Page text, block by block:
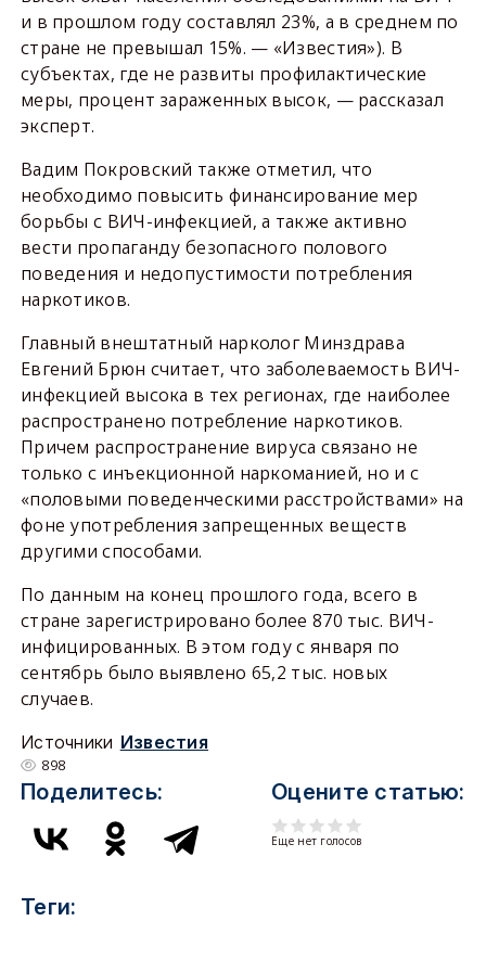
и в прошлом году составлял 23%, а в среднем по
стране не превышал 15%. — «Известия»). В
субъектах, где не развиты профилактические
меры, процент зараженных высок, — рассказал
эксперт.
Вадим Покровский также отметил, что
необходимо повысить финансирование мер
борьбы с ВИЧ-инфекцией, а также активно
вести пропаганду безопасного полового
поведения и недопустимости потребления
наркотиков.
Главный внештатный нарколог Минздрава
Евгений Брюн считает, что заболеваемость ВИЧ-
инфекцией высока в тех регионах, где наиболее
распространено потребление наркотиков.
Причем распространение вируса связано не
только с инъекционной наркоманией, но и с
«половыми поведенческими расстройствами» на
фоне употребления запрещенных веществ
другими способами.
По данным на конец прошлого года, всего в
стране зарегистрировано более 870 тыс. ВИЧ-
инфицированных. В этом году с января по
сентябрь было выявлено 65,2 тыс. новых
случаев.
Источники Известия
898
Поделитесь: Оцените статью:
Еще нет голосов
Теги: